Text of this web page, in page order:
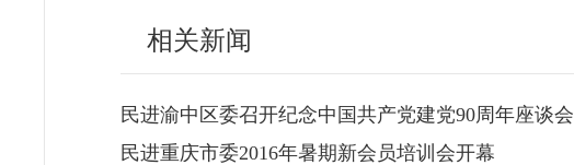
相关新闻
民进渝中区委召开纪念中国共产党建党90周年座谈会
民进重庆市委2016年暑期新会员培训会开幕